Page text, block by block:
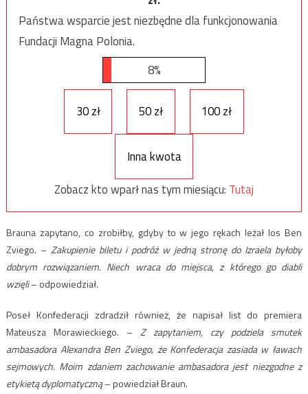
Państwa wsparcie jest niezbędne dla funkcjonowania
Fundacji Magna Polonia.
8%
30 zł 50 zł 100 zł
Inna kwota
Zobacz kto wparł nas tym miesiącu: Tutaj
Brauna zapytano, co zrobiłby, gdyby to w jego rękach leżał los Ben
Zviego. – Zakupienie biletu i podróż w jedną stronę do Izraela byłoby
dobrym rozwiązaniem. Niech wraca do miejsca, z którego go diabli
wzięli– odpowiedział.
Poseł Konfederacji zdradził również, że napisał list do premiera
Mateusza Morawieckiego. – Z zapytaniem, czy podziela smutek
ambasadora Alexandra Ben Zviego, że Konfederacja zasiada w ławach
sejmowych. Moim zdaniem zachowanie ambasadora jest niezgodne z
etykietą dyplomatyczną– powiedział Braun.